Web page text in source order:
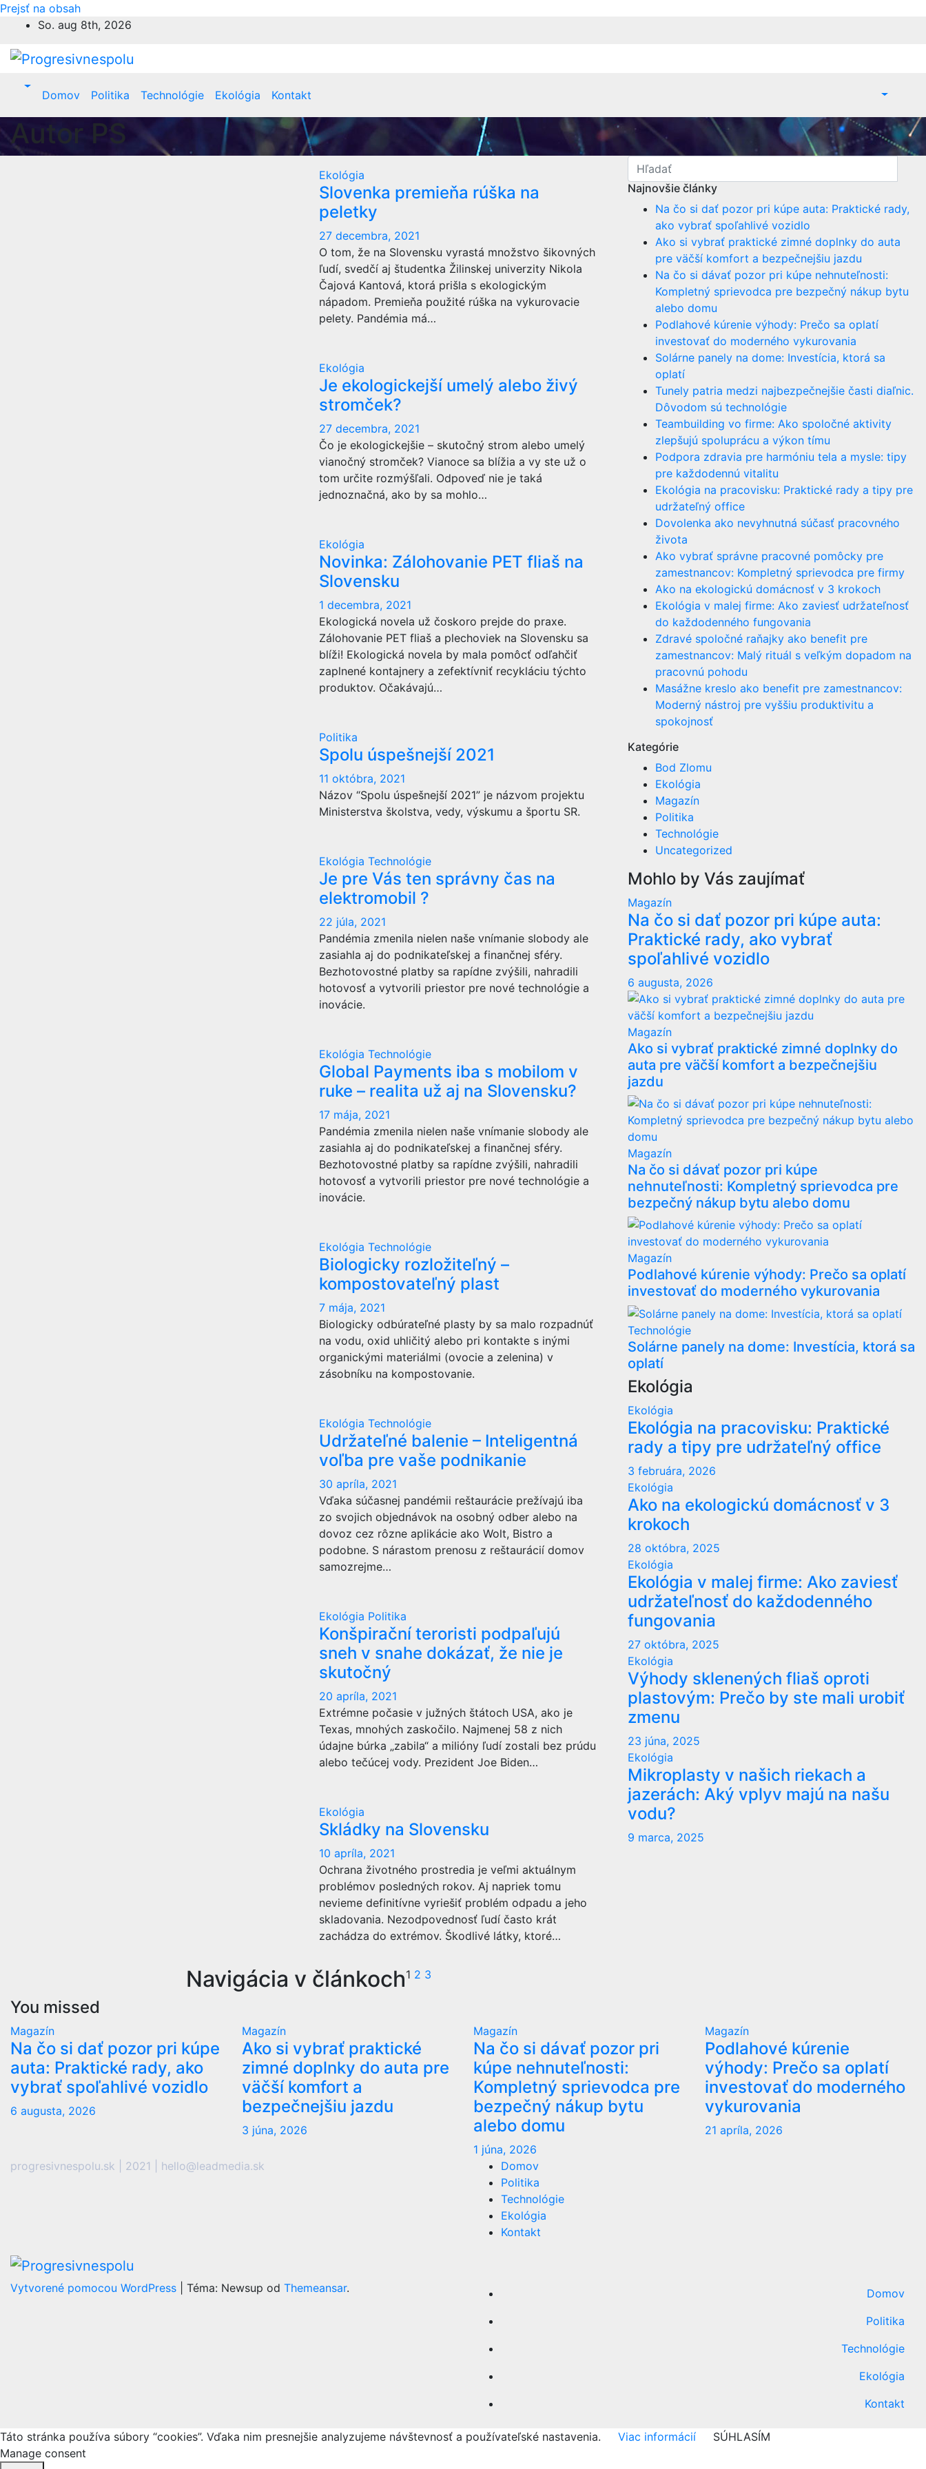
Prejsť na obsah
So. aug 8th, 2026
Domov Politika Technológie Ekológia Kontakt
Autor PS
Ekológia
Slovenka premieňa rúška na
peletky
27 decembra, 2021
O tom, že na Slovensku vyrastá množstvo šikovných
ľudí, svedčí aj študentka Žilinskej univerzity Nikola
Čajová Kantová, ktorá prišla s ekologickým
nápadom. Premieňa použité rúška na vykurovacie
pelety. Pandémia má…
Ekológia
Je ekologickejší umelý alebo živý
stromček?
27 decembra, 2021
Čo je ekologickejšie – skutočný strom alebo umelý
vianočný stromček? Vianoce sa blížia a vy ste už o
tom určite rozmýšľali. Odpoveď nie je taká
jednoznačná, ako by sa mohlo…
Ekológia
Novinka: Zálohovanie PET fliaš na
Slovensku
1 decembra, 2021
Ekologická novela už čoskoro prejde do praxe.
Zálohovanie PET fliaš a plechoviek na Slovensku sa
blíži! Ekologická novela by mala pomôcť odľahčiť
zaplnené kontajnery a zefektívniť recykláciu týchto
produktov. Očakávajú…
Politika
Spolu úspešnejší 2021
11 októbra, 2021
Názov “Spolu úspešnejší 2021” je názvom projektu
Ministerstva školstva, vedy, výskumu a športu SR.
Ekológia Technológie
Je pre Vás ten správny čas na
elektromobil ?
22 júla, 2021
Pandémia zmenila nielen naše vnímanie slobody ale
zasiahla aj do podnikateľskej a finančnej sféry.
Bezhotovostné platby sa rapídne zvýšili, nahradili
hotovosť a vytvorili priestor pre nové technológie a
inovácie.
Ekológia Technológie
Global Payments iba s mobilom v
ruke – realita už aj na Slovensku?
17 mája, 2021
Pandémia zmenila nielen naše vnímanie slobody ale
zasiahla aj do podnikateľskej a finančnej sféry.
Bezhotovostné platby sa rapídne zvýšili, nahradili
hotovosť a vytvorili priestor pre nové technológie a
inovácie.
Ekológia Technológie
Biologicky rozložiteľný –
kompostovateľný plast
7 mája, 2021
Biologicky odbúrateľné plasty by sa malo rozpadnúť
na vodu, oxid uhličitý alebo pri kontakte s inými
organickými materiálmi (ovocie a zelenina) v
zásobníku na kompostovanie.
Ekológia Technológie
Udržateľné balenie – Inteligentná
voľba pre vaše podnikanie
30 apríla, 2021
Vďaka súčasnej pandémii reštaurácie prežívajú iba
zo svojich objednávok na osobný odber alebo na
dovoz cez rôzne aplikácie ako Wolt, Bistro a
podobne. S nárastom prenosu z reštaurácií domov
samozrejme…
Ekológia Politika
Konšpirační teroristi podpaľujú
sneh v snahe dokázať, že nie je
skutočný
20 apríla, 2021
Extrémne počasie v južných štátoch USA, ako je
Texas, mnohých zaskočilo. Najmenej 58 z nich
údajne búrka „zabila“ a milióny ľudí zostali bez prúdu
alebo tečúcej vody. Prezident Joe Biden…
Ekológia
Skládky na Slovensku
10 apríla, 2021
Ochrana životného prostredia je veľmi aktuálnym
problémov posledných rokov. Aj napriek tomu
nevieme definitívne vyriešiť problém odpadu a jeho
skladovania. Nezodpovednosť ľudí často krát
zachádza do extrémov. Škodlivé látky, ktoré…
Navigácia v článkoch1 2 3
Najnovšie články
Na čo si dať pozor pri kúpe auta: Praktické rady,
ako vybrať spoľahlivé vozidlo
Ako si vybrať praktické zimné doplnky do auta
pre väčší komfort a bezpečnejšiu jazdu
Na čo si dávať pozor pri kúpe nehnuteľnosti:
Kompletný sprievodca pre bezpečný nákup bytu
alebo domu
Podlahové kúrenie výhody: Prečo sa oplatí
investovať do moderného vykurovania
Solárne panely na dome: Investícia, ktorá sa
oplatí
Tunely patria medzi najbezpečnejšie časti diaľnic.
Dôvodom sú technológie
Teambuilding vo firme: Ako spoločné aktivity
zlepšujú spoluprácu a výkon tímu
Podpora zdravia pre harmóniu tela a mysle: tipy
pre každodennú vitalitu
Ekológia na pracovisku: Praktické rady a tipy pre
udržateľný office
Dovolenka ako nevyhnutná súčasť pracovného
života
Ako vybrať správne pracovné pomôcky pre
zamestnancov: Kompletný sprievodca pre firmy
Ako na ekologickú domácnosť v 3 krokoch
Ekológia v malej firme: Ako zaviesť udržateľnosť
do každodenného fungovania
Zdravé spoločné raňajky ako benefit pre
zamestnancov: Malý rituál s veľkým dopadom na
pracovnú pohodu
Masážne kreslo ako benefit pre zamestnancov:
Moderný nástroj pre vyššiu produktivitu a
spokojnosť
Kategórie
Bod Zlomu
Ekológia
Magazín
Politika
Technológie
Uncategorized
Mohlo by Vás zaujímať
Magazín
Na čo si dať pozor pri kúpe auta:
Praktické rady, ako vybrať
spoľahlivé vozidlo
6 augusta, 2026
Magazín
Ako si vybrať praktické zimné doplnky do
auta pre väčší komfort a bezpečnejšiu
jazdu
Magazín
Na čo si dávať pozor pri kúpe
nehnuteľnosti: Kompletný sprievodca pre
bezpečný nákup bytu alebo domu
Magazín
Podlahové kúrenie výhody: Prečo sa oplatí
investovať do moderného vykurovania
Technológie
Solárne panely na dome: Investícia, ktorá sa
oplatí
Ekológia
Ekológia
Ekológia na pracovisku: Praktické
rady a tipy pre udržateľný office
3 februára, 2026
Ekológia
Ako na ekologickú domácnosť v 3
krokoch
28 októbra, 2025
Ekológia
Ekológia v malej firme: Ako zaviesť
udržateľnosť do každodenného
fungovania
27 októbra, 2025
Ekológia
Výhody sklenených fliaš oproti
plastovým: Prečo by ste mali urobiť
zmenu
23 júna, 2025
Ekológia
Mikroplasty v našich riekach a
jazerách: Aký vplyv majú na našu
vodu?
9 marca, 2025
You missed
Magazín
Na čo si dať pozor pri kúpe
auta: Praktické rady, ako
vybrať spoľahlivé vozidlo
6 augusta, 2026
Magazín
Ako si vybrať praktické
zimné doplnky do auta pre
väčší komfort a
bezpečnejšiu jazdu
3 júna, 2026
Magazín
Na čo si dávať pozor pri
kúpe nehnuteľnosti:
Kompletný sprievodca pre
bezpečný nákup bytu
alebo domu
1 júna, 2026
Magazín
Podlahové kúrenie
výhody: Prečo sa oplatí
investovať do moderného
vykurovania
21 apríla, 2026
progresivnespolu.sk | 2021 | hello@leadmedia.sk
Domov
Politika
Technológie
Ekológia
Kontakt
Vytvorené pomocou WordPress Téma: Newsup od Themeansar.
Domov
Politika
Technológie
Ekológia
Kontakt
Táto stránka používa súbory “cookies”. Vďaka nim presnejšie analyzujeme návštevnosť a používateľské nastavenia. Viac informácií
SÚHLASÍM
Manage consent